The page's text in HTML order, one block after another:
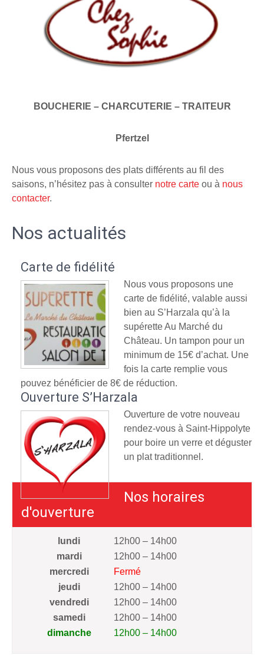
BOUCHERIE – CHARCUTERIE – TRAITEUR
Pfertzel
Nous vous proposons des plats différents au fil des
saisons, n’hésitez pas à consulter notre carte ou à nous
contacter.
Nos actualités
Carte de fidélité
Nous vous proposons une
carte de fidélité, valable aussi
bien au S’Harzala qu’à la
supérette Au Marché du
Château. Un tampon pour un
minimum de 15€ d’achat. Une
fois la carte remplie vous
pouvez bénéficier de 8€ de réduction.
Ouverture S’Harzala
Ouverture de votre nouveau
rendez-vous à Saint-Hippolyte
pour boire un verre et déguster
un plat traditionnel.
Nos horaires
d'ouverture
lundi
12h00 – 14h00
mardi
12h00 – 14h00
mercredi
Fermé
jeudi
12h00 – 14h00
vendredi
12h00 – 14h00
samedi
12h00 – 14h00
dimanche
12h00 – 14h00